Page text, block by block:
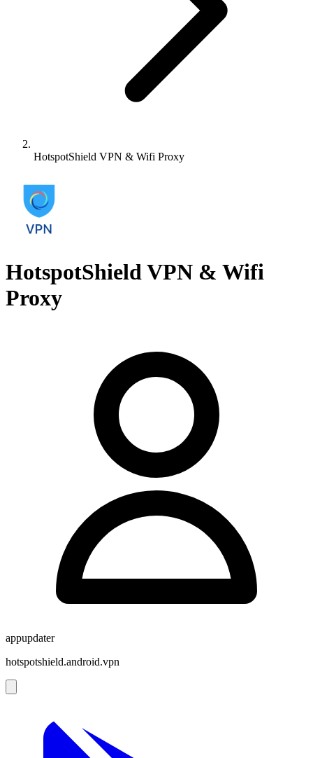
HotspotShield VPN & Wifi Proxy
HotspotShield VPN & Wifi
Proxy
appupdater
hotspotshield.android.vpn